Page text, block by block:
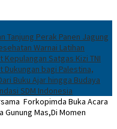
Tanjung Perak Panen Jagung
Warnai Latihan
Kepulangan Satgas Kizi TNI
Dukungan bagi Palestina,
Buku Ajar hingga Budaya
SDM Indonesia
Forkopimda Buka Acara
Mas,Di Momen